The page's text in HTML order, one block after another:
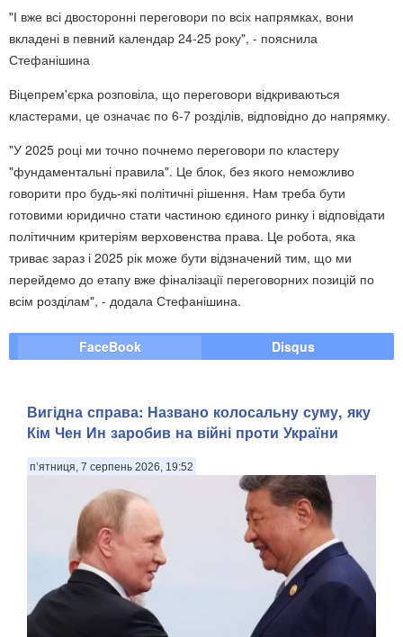
"І вже всі двосторонні переговори по всіх напрямках, вони
вкладені в певний календар 24-25 року", - пояснила
Стефанішина
Віцепрем'єрка розповіла, що переговори відкриваються
кластерами, це означає по 6-7 розділів, відповідно до напрямку.
"У 2025 році ми точно почнемо переговори по кластеру
"фундаментальні правила". Це блок, без якого неможливо
говорити про будь-які політичні рішення. Нам треба бути
готовими юридично стати частиною єдиного ринку і відповідати
політичним критеріям верховенства права. Це робота, яка
триває зараз і 2025 рік може бути відзначений тим, що ми
перейдемо до етапу вже фіналізації переговорних позицій по
всім розділам", - додала Стефанішина.
FaceBook Disqus
Вигідна справа: Названо колосальну суму, яку
Кім Чен Ин заробив на війні проти України
п’ятниця, 7 серпень 2026, 19:52